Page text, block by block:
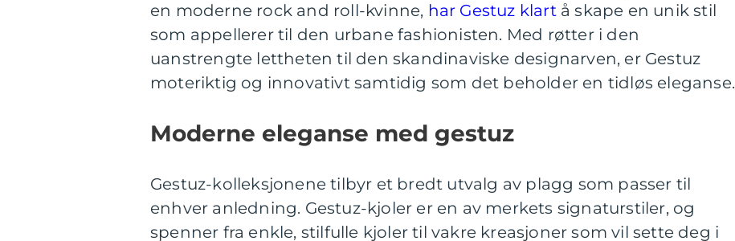
en moderne rock and roll-kvinne, har Gestuz klartå skape en unik stil
som appellerer til den urbane fashionisten. Med røtter i den
uanstrengte lettheten til den skandinaviske designarven, er Gestuz
moteriktig og innovativt samtidig som det beholder en tidløs eleganse.
Moderne eleganse med gestuz
Gestuz-kolleksjonene tilbyr et bredt utvalg av plagg som passer til
enhver anledning. Gestuz-kjoler er en av merkets signaturstiler, og
spenner fra enkle, stilfulle kjoler til vakre kreasjoner som vil sette deg i